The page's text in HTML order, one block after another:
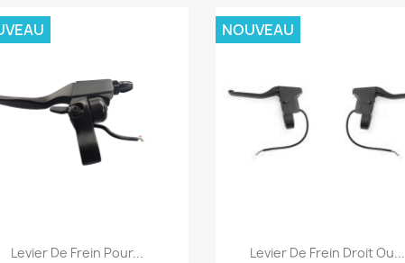
Aperçu rapide
Levier De Frein Pour... Aperçu rapide
Levier De Frein Droit Ou...
NOUVEAU